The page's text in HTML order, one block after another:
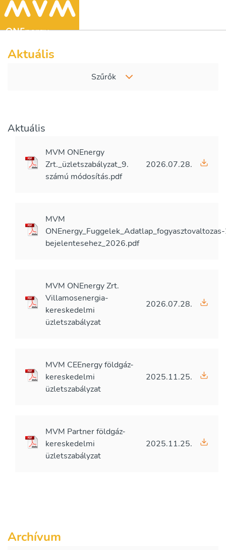
Aktuális
Szűrők
Aktuális
MVM ONEnergy
Zrt._üzletszabályzat_9.
számú módosítás.pdf
2026.07.28.
MVM
ONEnergy_Fuggelek_Adatlap_fogyasztovaltozas-
bejelentesehez_2026.pdf
MVM ONEnergy Zrt.
Villamosenergia-
kereskedelmi
üzletszabályzat
2026.07.28.
MVM CEEnergy földgáz-
kereskedelmi
üzletszabályzat
2025.11.25.
MVM Partner földgáz-
kereskedelmi
üzletszabályzat
2025.11.25.
Archívum